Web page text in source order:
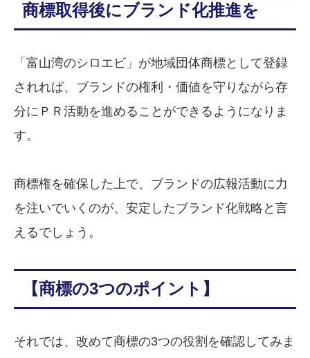
商標取得後にブランド化推進を
「富山湾のシロエビ」が地域団体商標として登録
されれば、ブランドの権利・価値を守りながら存
分にＰＲ活動を進めることができるようになりま
す。
商標権を確保した上で、ブランドの広報活動に力
を注いでいくのが、安定したブランド化戦略と言
えるでしょう。
【商標の3つのポイント】
それでは、改めて商標の3つの役割を確認してみま